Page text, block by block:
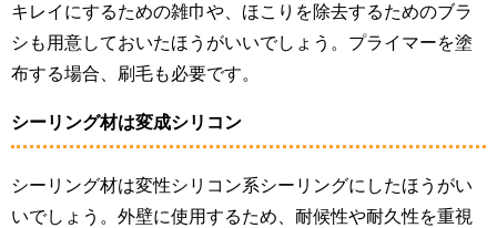
キレイにするための雑巾や、ほこりを除去するためのブラ
シも用意しておいたほうがいいでしょう。プライマーを塗
布する場合、刷毛も必要です。
シーリング材は変成シリコン
シーリング材は変性シリコン系シーリングにしたほうがい
いでしょう。外壁に使用するため、耐候性や耐久性を重視